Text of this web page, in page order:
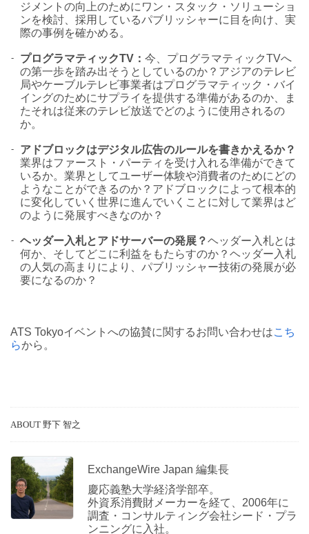
ジメントの向上のためにワン・スタック・ソリューショ
ンを検討、採用しているパブリッシャーに目を向け、実
際の事例を確かめる。
- プログラマティックTV： 今、プログラマティックTVへ
の第一歩を踏み出そうとしているのか？アジアのテレビ
局やケーブルテレビ事業者はプログラマティック・バイ
イングのためにサプライを提供する準備があるのか、ま
たそれは従来のテレビ放送でどのように使用されるの
か。
-
アドブロックはデジタル広告のルールを書きかえるか？
業界はファースト・パーティを受け入れる準備ができて
いるか。業界としてユーザー体験や消費者のためにどの
ようなことができるのか？アドブロックによって根本的
に変化していく世界に進んでいくことに対して業界はど
のように発展すべきなのか？
- ヘッダー入札とアドサーバーの発展？ヘッダー入札とは
何か、そしてどこに利益をもたらすのか？ヘッダー入札
の人気の高まりにより、パブリッシャー技術の発展が必
要になるのか？
ATS Tokyoイベントへの協賛に関するお問い合わせはこち
らから。
ABOUT 野下 智之
ExchangeWire Japan 編集長
慶応義塾大学経済学部卒。
外資系消費財メーカーを経て、2006年に
調査・コンサルティング会社シード・プラ
ンニングに入社。